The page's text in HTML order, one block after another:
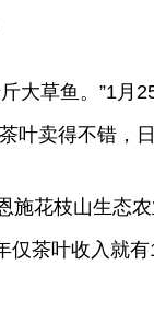
大草鱼。”1月
叶卖得不错，
施花枝山生态
仅茶叶收入就